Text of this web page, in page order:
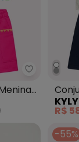
Nanai -
KYLY
R$
-55%